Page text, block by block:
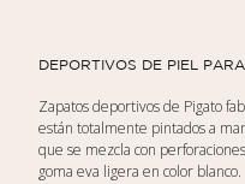
DEPORTIVOS DE PIEL
Zapatos deportivos de Pigato
están totalmente pintados a
que se mezcla con
goma eva ligera en color blanco.